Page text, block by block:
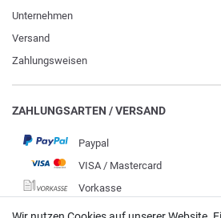
Unternehmen
Versand
Zahlungsweisen
ZAHLUNGSARTEN / VERSAND
Paypal
VISA / Mastercard
Vorkasse
DHL